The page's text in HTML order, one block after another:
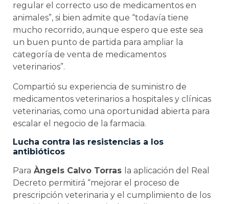
regular el correcto uso de medicamentos en
animales”, si bien admite que “todavía tiene
mucho recorrido, aunque espero que este sea
un buen punto de partida para ampliar la
categoría de venta de medicamentos
veterinarios”.
Compartió su experiencia de suministro de
medicamentos veterinarios a hospitales y clínicas
veterinarias, como una oportunidad abierta para
escalar el negocio de la farmacia.
Lucha contra las resistencias a los
antibióticos
Para Àngels Calvo Torras la aplicación del Real
Decreto permitirá “mejorar el proceso de
prescripción veterinaria y el cumplimiento de los